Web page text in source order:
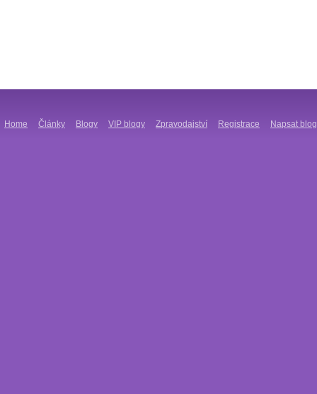
Home Články Blogy VIP blogy Zpravodajství Registrace Napsat blog